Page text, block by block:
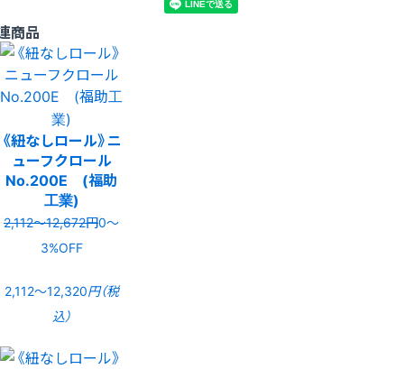
商品
《紐なしロール》ニ
ューフクロール
No.200E (福助
工業)
2,112〜12,672円0〜
3%OFF
2,112〜12,320円（税
込）